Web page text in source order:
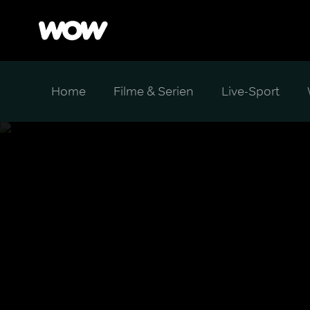
Home Filme & Serien Live-Sport